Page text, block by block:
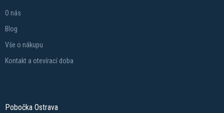
O nás
Blog
Vše o nákupu
Kontakt a otevírací doba
Pobočka Ostrava